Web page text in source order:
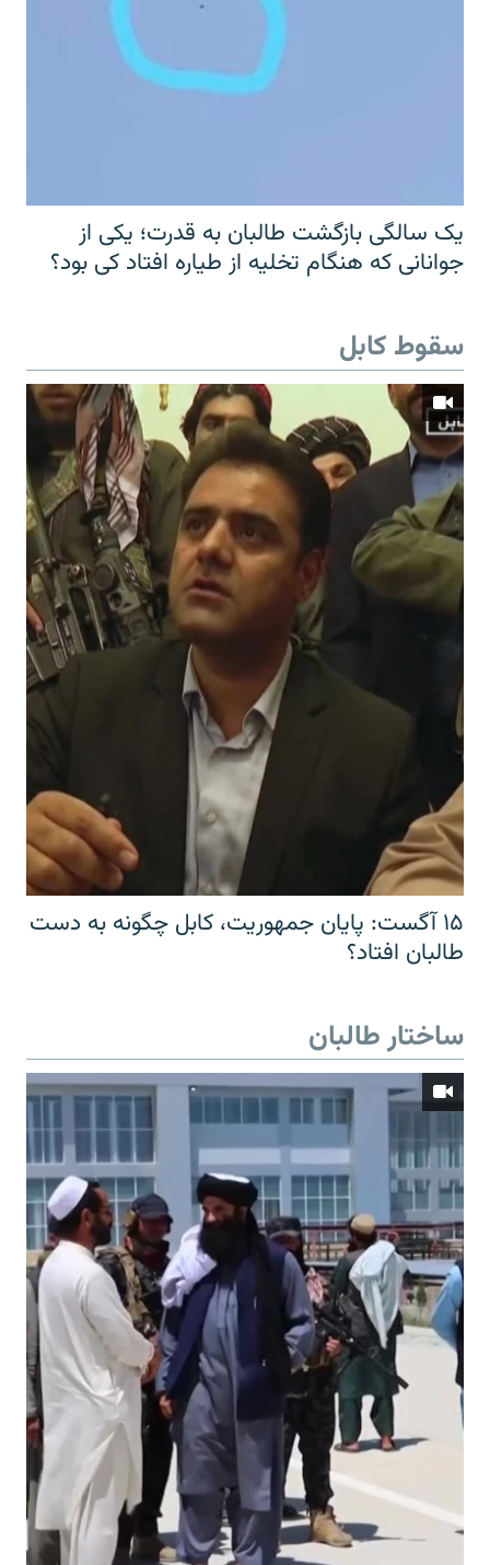
یک سالگی بازگشت طالبان به قدرت؛ یکی از
جوانانی که هنگام تخلیه از طیاره افتاد کی بود؟
سقوط کابل
۱۵ آگست: پایان جمهوریت، کابل چگونه به دست
طالبان افتاد؟
ساختار طالبان